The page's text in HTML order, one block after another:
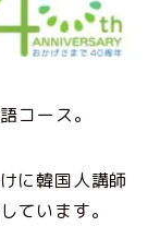
コース。
に韓国人講師
ています。